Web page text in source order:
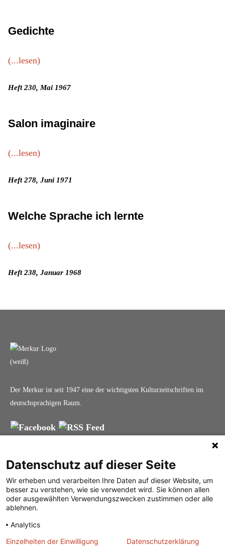
Gedichte
(...lesen)
Heft 230, Mai 1967
Salon imaginaire
(...lesen)
Heft 278, Juni 1971
Welche Sprache ich lernte
(...lesen)
Heft 238, Januar 1968
Der Merkur ist seit 1947 eine der wichtigsten Kulturzeitschriften im
deutschsprachigen Raum.
Was ist der Merkur?
Herausgeber /
Redaktion
Verlag
Alle Abos im Überblick
Print-Abo
Digital-Abo
Abo kündigen
Impressum
Datenschutz
Mediadaten
Datenschutz auf dieser Seite
Wir erheben und verarbeiten Ihre Daten auf dieser Website, um
besser zu verstehen, wie sie verwendet wird. Sie können allen
oder ausgewählten Verwendungszwecken zustimmen oder alle
ablehnen.
Analytics
Einzelheiten der Einwilligung
Datenschutzerklärung